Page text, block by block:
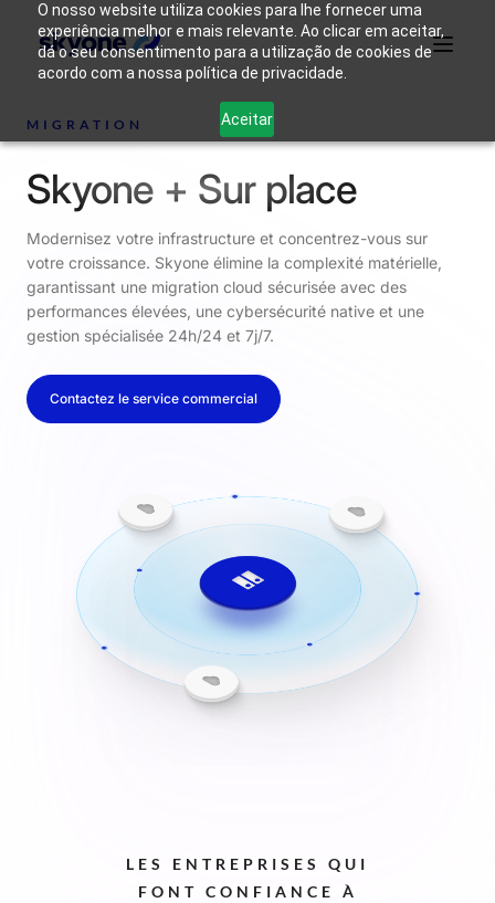
O nosso website utiliza cookies para lhe fornecer uma
experiência melhor e mais relevante. Ao clicar em aceitar,
dá o seu consentimento para a utilização de cookies de
acordo com a nossa política de privacidade.
Aceitar
Produits
Skyone ?
Solutions
nous ?
MIGRATION
Skyone + Sur place
Modernisez votre infrastructure et concentrez-vous sur
votre croissance. Skyone élimine la complexité matérielle,
garantissant une migration cloud sécurisée avec des
performances élevées, une cybersécurité native et une
gestion spécialisée 24h/24 et 7j/7.
Contactez le service commercial
LES ENTREPRISES
QUI
FONT CONFIANCE
À